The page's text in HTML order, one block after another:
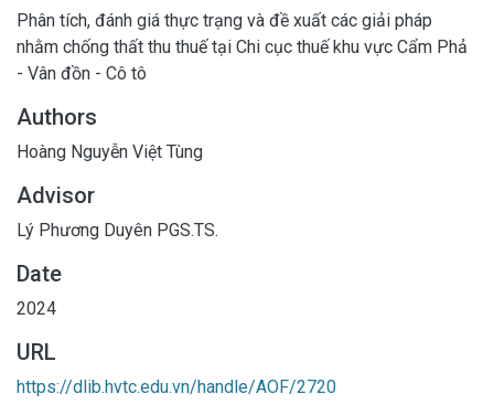
Phân tích, đánh giá thực trạng và đề xuất các giải pháp
nhằm chống thất thu thuế tại Chi cục thuế khu vực Cẩm Phả
- Vân đồn - Cô tô
Authors
Hoàng Nguyễn Việt Tùng
Advisor
Lý Phương Duyên PGS.TS.
Date
2024
URL
https://dlib.hvtc.edu.vn/handle/AOF/2720